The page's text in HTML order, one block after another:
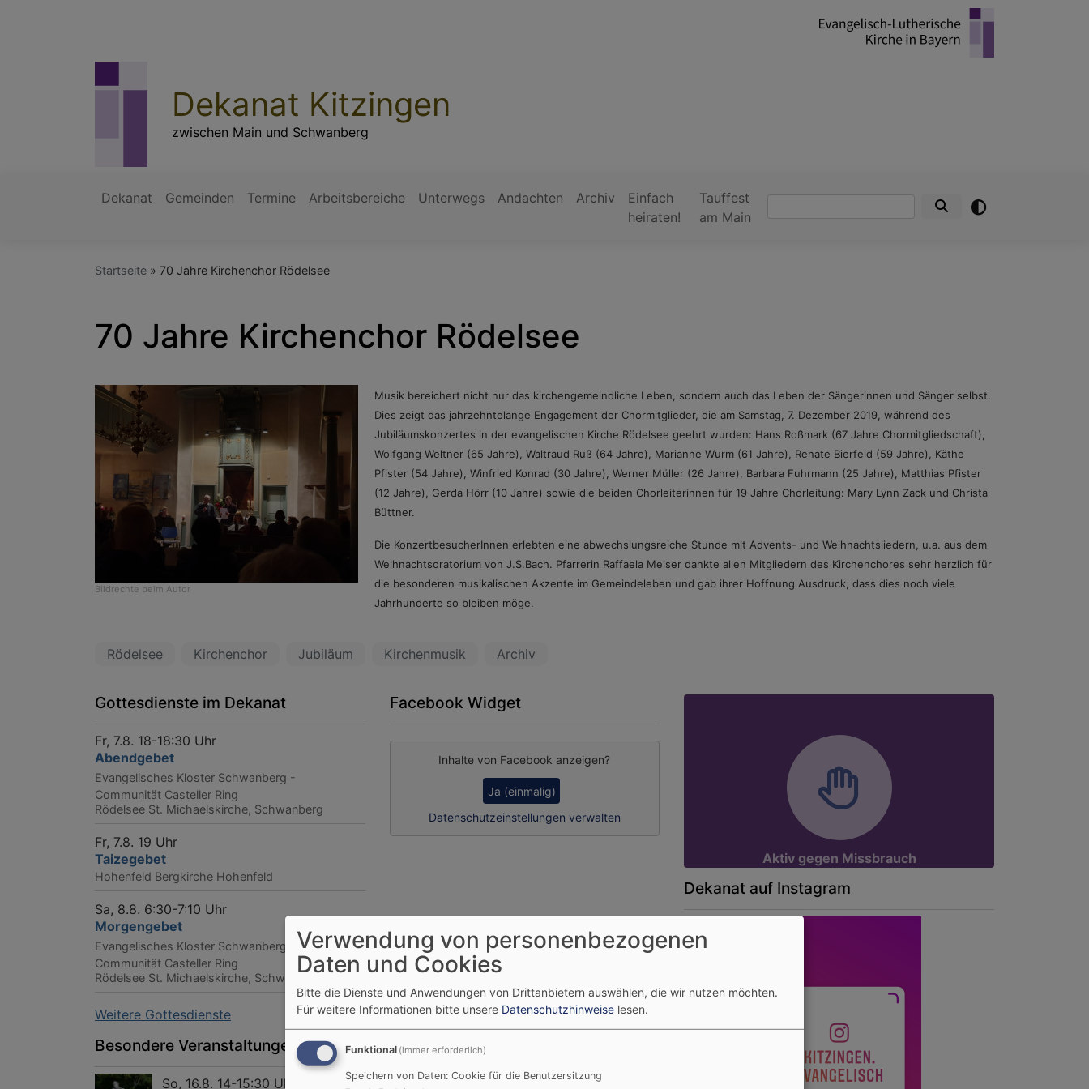
Dekanat Kitzingen
zwischen Main und Schwanberg
Dekanat Gemeinden Termine Arbeitsbereiche Unterwegs Andachten Archiv
Einfach
heiraten!
Tauffest
am Main
Suche
Startseite 70 Jahre Kirchenchor Rödelsee
70 Jahre Kirchenchor Rödelsee
Bildrechte beim Autor
Musik bereichert nicht nur das kirchengemeindliche Leben, sondern auch das Leben der Sängerinnen und Sänger selbst.
Dies zeigt das jahrzehntelange Engagement der Chormitglieder, die am Samstag, 7. Dezember 2019, während des
Jubiläumskonzertes in der evangelischen Kirche Rödelsee geehrt wurden: Hans Roßmark (67 Jahre Chormitgliedschaft),
Wolfgang Weltner (65 Jahre), Waltraud Ruß (64 Jahre), Marianne Wurm (61 Jahre), Renate Bierfeld (59 Jahre), Käthe
Pfister (54 Jahre), Winfried Konrad (30 Jahre), Werner Müller (26 Jahre), Barbara Fuhrmann (25 Jahre), Matthias Pfister
(12 Jahre), Gerda Hörr (10 Jahre) sowie die beiden Chorleiterinnen für 19 Jahre Chorleitung: Mary Lynn Zack und Christa
Büttner.
Die KonzertbesucherInnen erlebten eine abwechslungsreiche Stunde mit Advents- und Weihnachtsliedern, u.a. aus dem
Weihnachtsoratorium von J.S.Bach. Pfarrerin Raffaela Meiser dankte allen Mitgliedern des Kirchenchores sehr herzlich für
die besonderen musikalischen Akzente im Gemeindeleben und gab ihrer Hoffnung Ausdruck, dass dies noch viele
Jahrhunderte so bleiben möge.
Rödelsee Kirchenchor Jubiläum Kirchenmusik Archiv
Gottesdienste im Dekanat
Fr, 7.8. 18-18:30 Uhr
Abendgebet
Evangelisches Kloster Schwanberg -
Communität Casteller Ring
Rödelsee St. Michaelskirche, Schwanberg
Fr, 7.8. 19 Uhr
Taizegebet
Hohenfeld Bergkirche Hohenfeld
Sa, 8.8. 6:30-7:10 Uhr
Morgengebet
Evangelisches Kloster Schwanberg -
Communität Casteller Ring
Rödelsee St. Michaelskirche, Schwanberg
Weitere Gottesdienste
Besondere Veranstaltungen
So, 16.8. 14-15:30 Uhr
Facebook Widget
Inhalte von Facebook anzeigen?
Ja (einmalig)
Datenschutzeinstellungen verwalten
Aktiv gegen Missbrauch
Dekanat auf Instagram
Verwendung von personenbezogenen
Daten und Cookies
Bitte die Dienste und Anwendungen von Drittanbietern auswählen, die wir nutzen möchten.
Für weitere Informationen bitte unsere Datenschutzhinweise lesen.
Funktional (immer erforderlich)
Speichern von Daten: Cookie für die Benutzersitzung